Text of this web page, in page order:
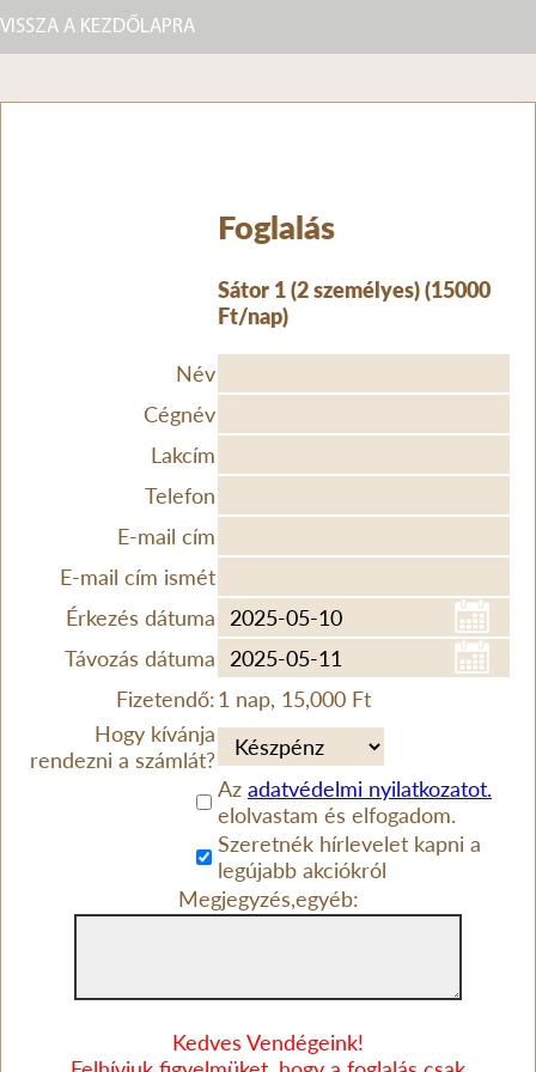
VISSZA A KEZDŐLAPRA
Foglalás
Sátor 1 (2 személyes) (15000
Ft/nap)
Név
Cégnév
Lakcím
Telefon
E-mail cím
E-mail cím ismét
Érkezés dátuma
Távozás dátuma
Fizetendő:1 nap, 15,000 Ft
Hogy kívánja
rendezni a számlát?
Az adatvédelmi nyilatkozatot.
elolvastam és elfogadom.
Szeretnék hírlevelet kapni a
legújabb akciókról
Megjegyzés,egyéb:
Kedves Vendégeink!